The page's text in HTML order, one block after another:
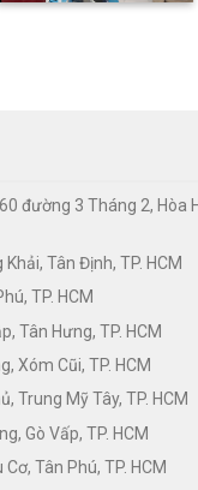
đường 3 Tháng 2, Hòa
Tân Định, TP. HCM
TP. HCM
Tân Hưng, TP. HCM
Xóm Cũi, TP. HCM
Trung Mỹ Tây, TP. HCM
Gò Vấp, TP. HCM
Tân Phú, TP. HCM